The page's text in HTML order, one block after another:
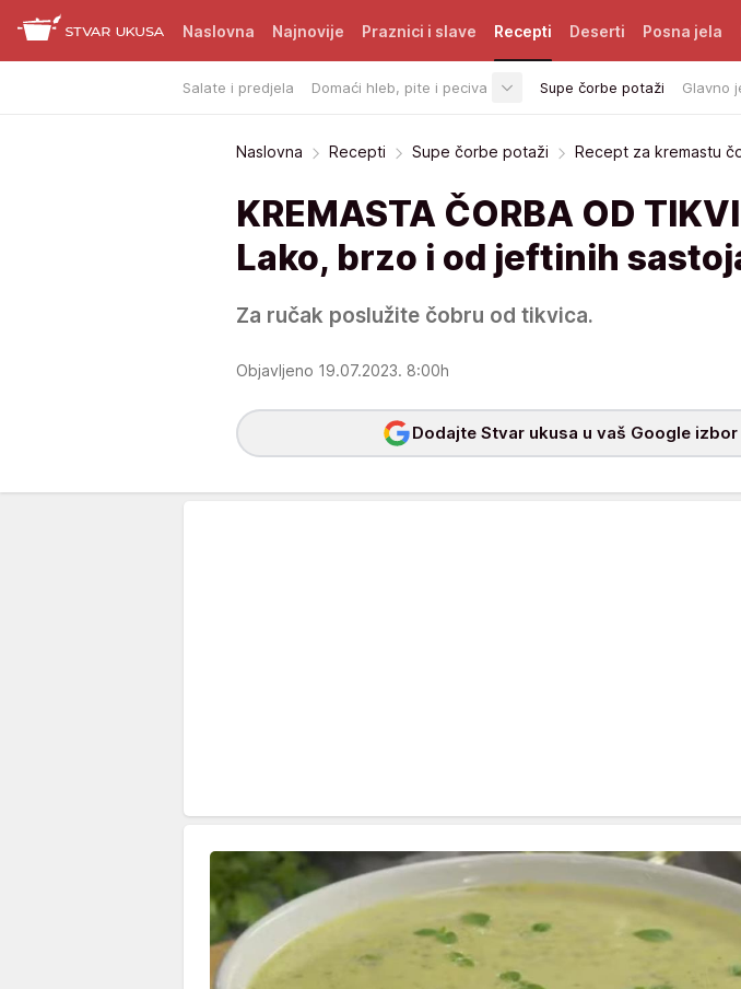
Naslovna Najnovije Praznici i slave Recepti
Salate i predjela Domaći hleb, pite i peciva Supe čorbe potaži Glavno
Deserti Posna jela
Naslovna Recepti Supe čorbe potaži Recept za kremastu
KREMASTA ČORBA OD
Lako, brzo i od jeftinih
Za ručak poslužite čobru od tikvica.
Objavljeno 19.07.2023. 8:00h
Dodajte Stvar ukusa u vaš Google izbor